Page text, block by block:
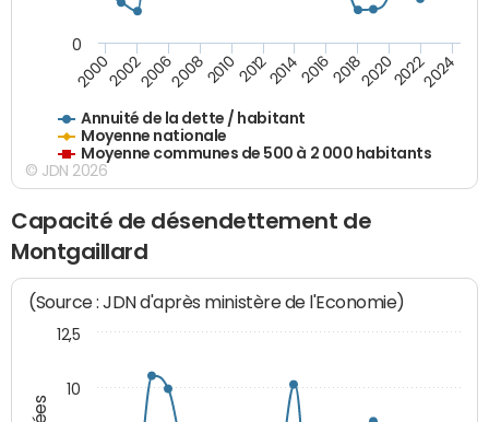
Annuité de la dette / habitant
Moyenne nationale
Moyenne communes de 500 à 2 000 habitants
200020022006200820102012201420162018202020222024
0
© JDN 2026
Capacité de désendettement de
Montgaillard
(Source : JDN d'après ministère de l'Economie)
10
12,5